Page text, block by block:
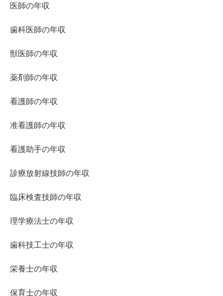
医師の年収
歯科医師の年収
獣医師の年収
薬剤師の年収
看護師の年収
准看護師の年収
看護助手の年収
診療放射線技師の年収
臨床検査技師の年収
理学療法士の年収
歯科技工士の年収
栄養士の年収
保育士の年収